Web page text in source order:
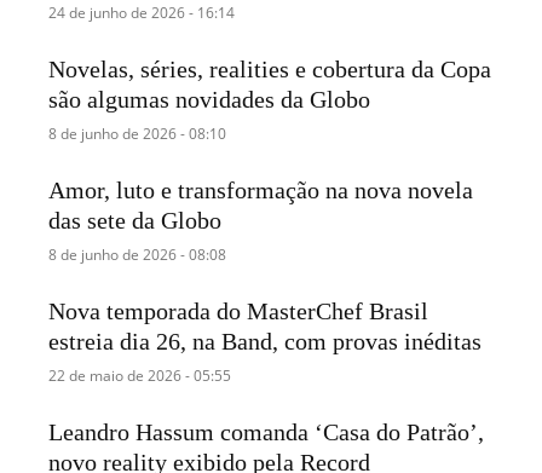
24 de junho de 2026 - 16:14
Novelas, séries, realities e cobertura da Copa
são algumas novidades da Globo
8 de junho de 2026 - 08:10
Amor, luto e transformação na nova novela
das sete da Globo
8 de junho de 2026 - 08:08
Nova temporada do MasterChef Brasil
estreia dia 26, na Band, com provas inéditas
22 de maio de 2026 - 05:55
Leandro Hassum comanda ‘Casa do Patrão’,
novo reality exibido pela Record